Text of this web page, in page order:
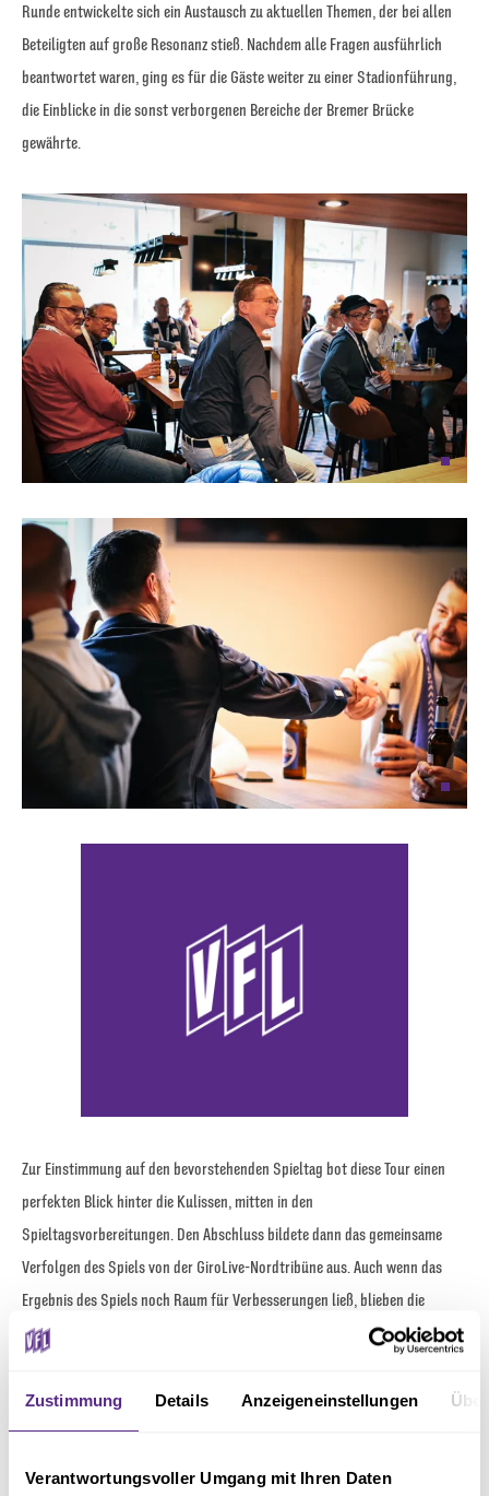
Zustimmung Details Anzeigeneinstellungen
Verantwortungsvoller Umgang mit Ihren Daten
Runde entwickelte sich ein Austausch zu aktuellen Themen, der bei allen
Beteiligten auf große Resonanz stieß. Nachdem alle Fragen ausführlich
beantwortet waren, ging es für die Gäste weiter zu einer Stadionführung,
die Einblicke in die sonst verborgenen Bereiche der Bremer Brücke
gewährte.
Zur Einstimmung auf den bevorstehenden Spieltag bot diese Tour einen
perfekten Blick hinter die Kulissen, mitten in den
Spieltagsvorbereitungen. Den Abschluss bildete dann das gemeinsame
Verfolgen des Spiels von der GiroLive-Nordtribüne aus. Auch wenn das
Ergebnis des Spiels noch Raum für Verbesserungen ließ, blieben die
gewonnenen Eindrücke als durchweg positive Erinnerung bei allen
Diese gelungene Aktivierung unterstreicht die enge Partnerschaft